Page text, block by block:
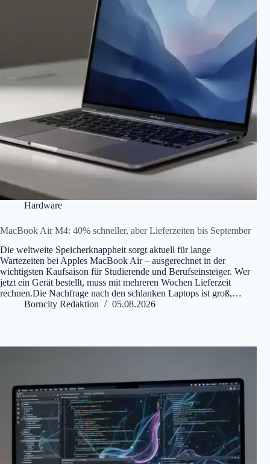
Hardware
MacBook Air M4: 40% schneller, aber Lieferzeiten bis September
Die weltweite Speicherknappheit sorgt aktuell für lange
Wartezeiten bei Apples MacBook Air – ausgerechnet in der
wichtigsten Kaufsaison für Studierende und Berufseinsteiger. Wer
jetzt ein Gerät bestellt, muss mit mehreren Wochen Lieferzeit
rechnen.Die Nachfrage nach den schlanken Laptops ist groß,…
Borncity Redaktion
05.08.2026